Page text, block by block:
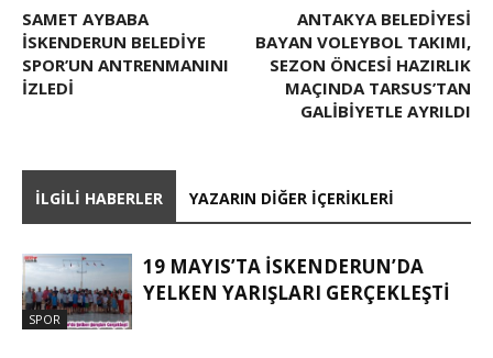
SAMET AYBABA
İSKENDERUN BELEDİYE
SPOR’UN ANTRENMANINI
İZLEDİ
ANTAKYA BELEDİYESİ
BAYAN VOLEYBOL TAKIMI,
SEZON ÖNCESİ HAZIRLIK
MAÇINDA TARSUS’TAN
GALİBİYETLE AYRILDI
İLGILI HABERLER YAZARIN DIĞER İÇERIKLERI
SPOR
19 MAYIS’TA İSKENDERUN’DA
YELKEN YARIŞLARI GERÇEKLEŞTI